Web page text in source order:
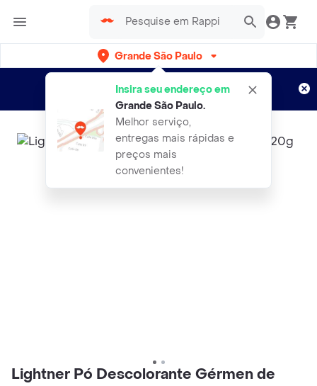
Grande São Paulo
Insira seu endereço em
Grande São Paulo.
Melhor serviço,
entregas mais rápidas e
preços mais
convenientes!
Entregas grátis por 15 dias!
Aplicam T&C
Lightner Pó Descolorante Gérmen de